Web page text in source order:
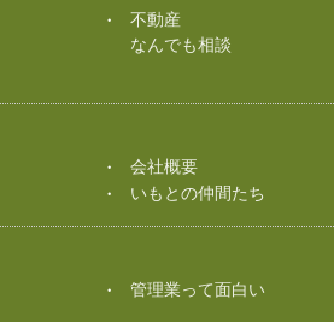
不動産
なんでも相談
会社概要
いもとの仲間たち
管理業って面白い